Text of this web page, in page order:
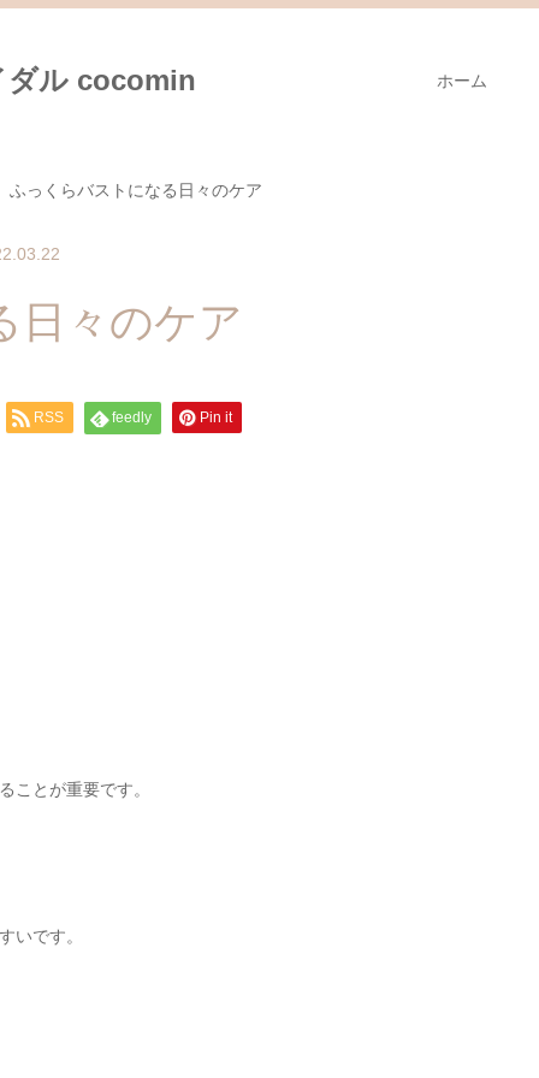
ダル cocomin ホーム
ふっくらバストになる日々のケア
日々のケア
RSS feedly Pin it
ことが重要です。
いです。